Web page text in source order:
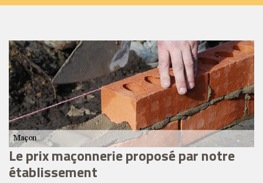
Le prix maçonnerie proposé par notre
établissement